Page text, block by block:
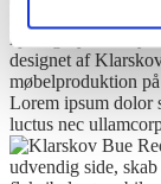
Lorem ipsum dolor
luctus nec